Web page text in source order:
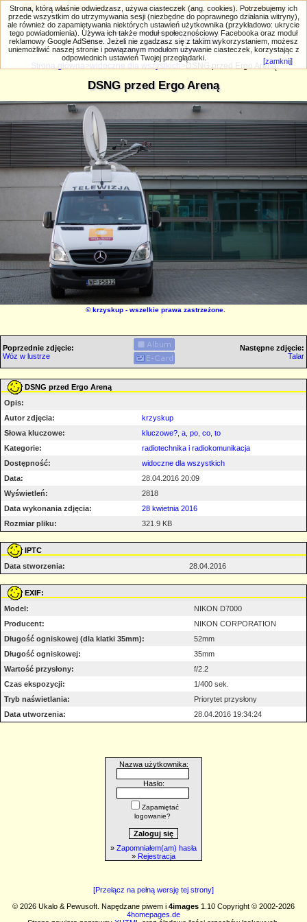
PRIV.gtlodz.eu - czyli trochę ;) inna galeria
Wyszukiwanie zaawansowane
Strona główna widoczne dla wszystkich >DSNG przed Ergo Areną
DSNG przed Ergo Areną
©krzyskup - wszelkie prawa zastrzeżone.
Poprzednie zdjęcie:
Wóz w lustrze
Następne zdjęcie:
Talar
DSNG przed Ergo Areną
Opis:
Autor zdjęcia:
krzyskup
Słowa kluczowe:
kluczowe? a po co to
Kategorie:
radiotechnika i radiokomunikacja
Dostępność:
widoczne dla wszystkich
Data:
28.04.2016 20:09
Wyświetleń:
2818
Data wykonania zdjęcia:
28 kwietnia 2016
Rozmiar pliku:
321.9 KB
IPTC
Data stworzenia:
28.04.2016
EXIF:
Model:
NIKON D7000
Producent:
NIKON CORPORATION
Długość ogniskowej (dla klatki 35mm):
52mm
Długość ogniskowej:
35mm
Wartość przysłony:
f/2.2
Czas ekspozycji:
1/400 sek.
Tryb naświetlania:
Priorytet przysłony
Data utworzenia:
28.04.2016 19:34:24
Nazwa użytkownika:
Hasło:
Zapamiętać
logowanie?
» Zapomniałem(am) hasła
» Rejestracja
[Przełącz na pełną wersję tej strony]
© 2026 Ukalo & Pewusoft. Napędzane piwem i 4images 1.10 Copyright © 2002-2026
4homepages.de
Strona, którą właśnie odwiedzasz, używa ciasteczek (ang. cookies). Potrzebujemy ich
przede wszystkim do utrzymywania sesji (niezbędne do poprawnego działania witryny),
ale również do zapamiętywania niektórych ustawień użytkownika (przykładowo: ukrycie
tego powiadomienia). Używa ich także moduł społecznościowy Facebooka oraz moduł
reklamowy Google AdSense. Jeżeli nie zgadzasz się z takim wykorzystaniem, możesz
uniemożliwić naszej stronie i powiązanym modułom używanie ciasteczek, korzystając z
odpowiednich ustawień Twojej przeglądarki.
[zamknij]